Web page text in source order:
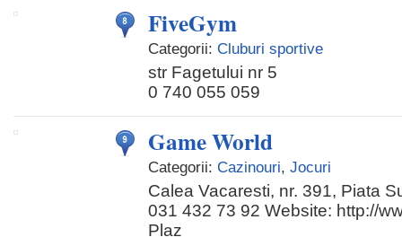
FiveGym
Categorii: Cluburi sportive
str Fagetului nr 5
0 740 055 059
Game World
Categorii: Cazinouri, Jocuri
Calea Vacaresti, nr. 391, Piata
031 432 73 92 Website: http://
Plaz